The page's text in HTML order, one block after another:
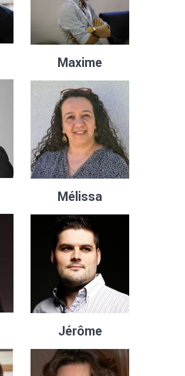
Maxime
Mélissa
Jérôme